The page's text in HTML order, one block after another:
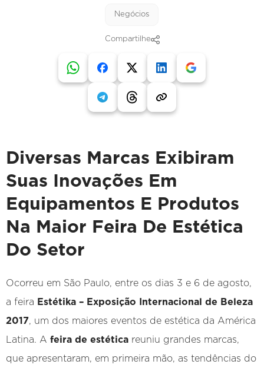
Negócios
Compartilhe
Diversas Marcas Exibiram
Suas Inovações Em
Equipamentos E Produtos
Na Maior Feira De Estética
Do Setor
Ocorreu em São Paulo, entre os dias 3 e 6 de agosto,
a feira Estétika – Exposição Internacional de Beleza
2017, um dos maiores eventos de estética da América
Latina. A feira de estética reuniu grandes marcas,
que apresentaram, em primeira mão, as tendências do